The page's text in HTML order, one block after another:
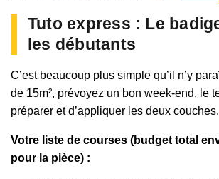
Tuto express : Le
les débutants
C’est beaucoup plus simple qu’il n’y
de 15m², prévoyez un bon week-end, le
préparer et d’appliquer les deux couches.
Votre liste de courses (budget total
pour la pièce) :